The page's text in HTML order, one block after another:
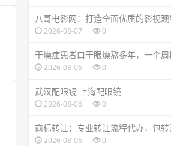
八哥电影网：打造全面优质的影视
2026-08-07 0
干燥症患者口干眼燥熬多年，一个周
2026-08-06 0
武汉配眼镜 上海配眼镜
2026-08-06 0
商标转让：专业转让流程代办，包转
2026-08-06 0